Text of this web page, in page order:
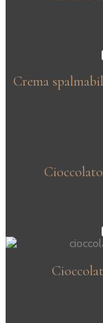
Crema